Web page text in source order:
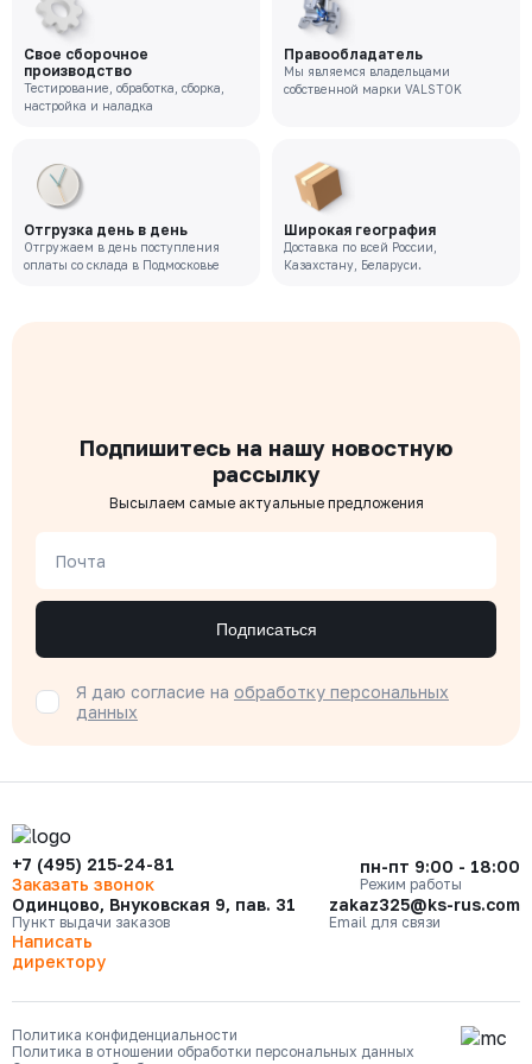
Цена с НДС
182 738 ₽
VRT-221-02-0050-PN10-M
Цена с НДС
111 905 ₽
Свое сборочное
производство
Тестирование, обработка, сборка,
настройка и наладка
Правообладатель
Мы являемся владельцами
собственной марки VALSTOK
Отгрузка день в день
Отгружаем в день поступления
оплаты со склада в Подмосковье
Широкая география
Доставка по всей России,
Казахстану, Беларуси.
Подпишитесь на нашу новостную
рассылку
Высылаем самые актуальные предложения
Почта
Подписаться
Я даю согласие на обработку персональных
данных
+7 (495) 215-24-81
Заказать звонок
пн-пт 9:00 - 18:00
Режим работы
Одинцово, Внуковская 9, пав. 31
Пункт выдачи заказов
zakaz325@ks-rus.com
Email для связи
Написать
директору
Политика конфиденциальности
Политика в отношении обработки персональных данных